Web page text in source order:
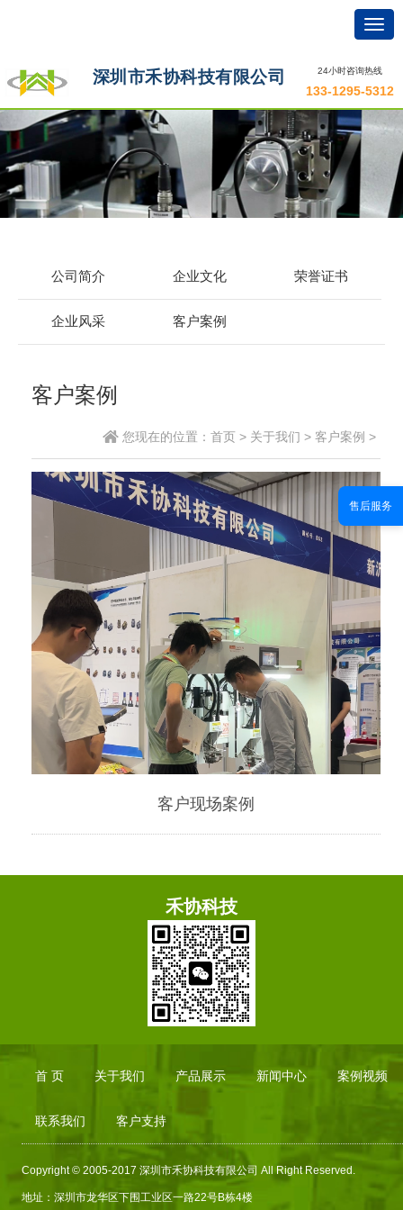
深圳市禾协科技有限公司 24小时咨询热线
133-1295-5312
公司简介 企业文化 荣誉证书
企业风采 客户案例
客户案例
您现在的位置： 首页 > 关于我们 > 客户案例 >
客户现场案例
售后服务
禾协科技
首 页 关于我们 产品展示 新闻中心 案例视频
联系我们 客户支持
Copyright © 2005-2017 深圳市禾协科技有限公司 All Right Reserved.
地址：深圳市龙华区下围工业区一路22号B栋4楼